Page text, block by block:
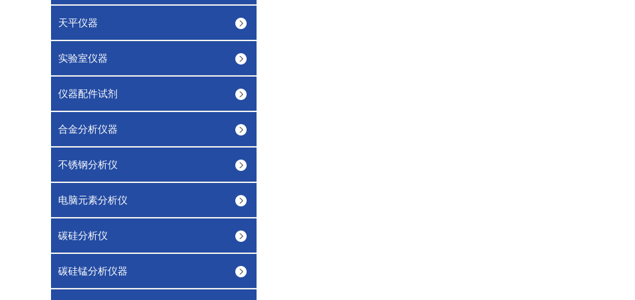
天平仪器
实验室仪器
仪器配件试剂
合金分析仪器
不锈钢分析仪
电脑元素分析仪
碳硅分析仪
碳硅锰分析仪器